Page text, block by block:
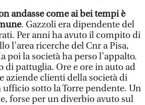
andasse come ai bei tempi è
. Gazzoli era dipendente del
Per anni ha avuto il compito di
l’area ricerche del Cnr a Pisa,
poi la società ha perso l’appalto.
di pattuglia. Ore e ore in auto ad
aziende clienti della società di
sotto la Torre pendente. Un
forse per un diverbio avuto sul